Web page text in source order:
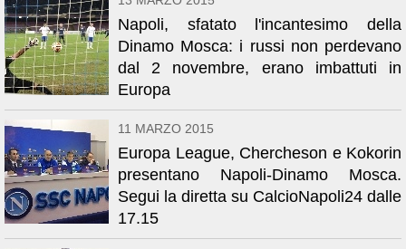
Napoli, sfatato l'incantesimo della
Dinamo Mosca: i russi non perdevano
dal 2 novembre, erano imbattuti in
Europa
11 MARZO 2015
Europa League, Chercheson e Kokorin
presentano Napoli-Dinamo Mosca.
Segui la diretta su CalcioNapoli24 dalle
17.15